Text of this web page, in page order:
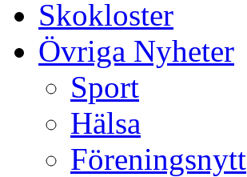
Skokloster
Övriga Nyheter
Sport
Hälsa
Föreningsnytt